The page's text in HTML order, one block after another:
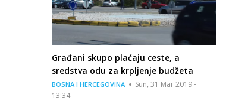
Građani skupo plaćaju ceste, a
sredstva odu za krpljenje budžeta
BOSNA I HERCEGOVINA
Sun, 31 Mar 2019 -
13:34